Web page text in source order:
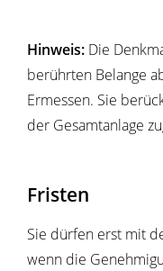
Hinweis: Die
berührten Belange
Ermessen. Sie
der Gesamtanlage
Fristen
Sie dürfen erst mit
wenn die